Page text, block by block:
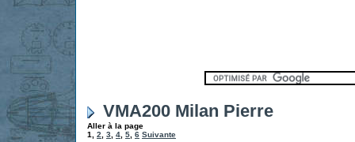
VMA200 Milan Pierre
Aller à la page
1
2 3 4 5 6 Suivante